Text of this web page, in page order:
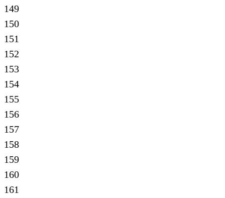
149
150
151
152
153
154
155
156
157
158
159
160
161